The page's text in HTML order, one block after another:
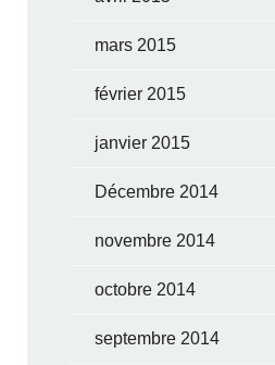
mars 2015
février 2015
janvier 2015
Décembre 2014
novembre 2014
octobre 2014
septembre 2014